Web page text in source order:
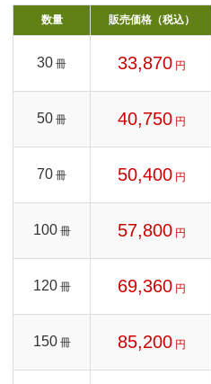
数量 販売価格（税込）
30 冊 33,870 円
50 冊 40,750 円
70 冊 50,400 円
100 冊 57,800 円
120 冊 69,360 円
150 冊 85,200 円